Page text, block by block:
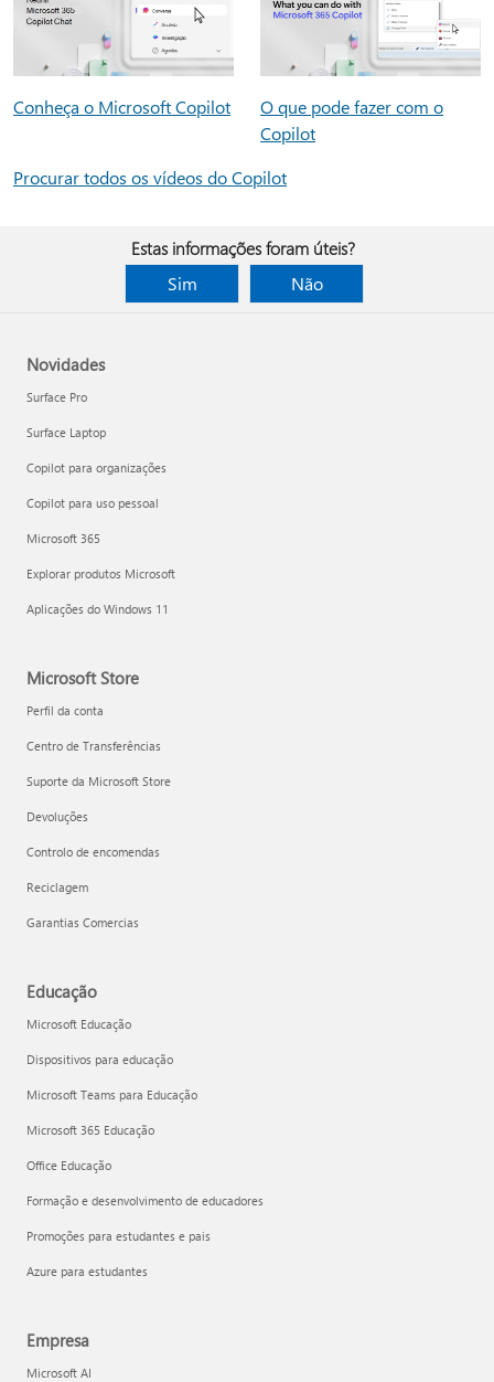
Conheça o Microsoft Copilot
O que pode fazer com o
Copilot
Procurar todos os vídeos do Copilot
Estas informações foram úteis?
Sim
Não
Novidades
Surface Pro
Surface Laptop
Copilot para organizações
Copilot para uso pessoal
Microsoft 365
Explorar produtos Microsoft
Aplicações do Windows 11
Microsoft Store
Perfil da conta
Centro de Transferências
Suporte da Microsoft Store
Devoluções
Controlo de encomendas
Reciclagem
Garantias Comercias
Educação
Microsoft Educação
Dispositivos para educação
Microsoft Teams para Educação
Microsoft 365 Educação
Office Educação
Formação e desenvolvimento de educadores
Promoções para estudantes e pais
Azure para estudantes
Empresa
Microsoft AI